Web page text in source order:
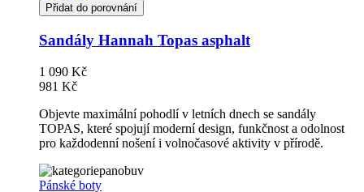
Přidat do porovnání
Sandály Hannah Topas asphalt
1 090 Kč
981 Kč
Objevte maximální pohodlí v letních dnech se sandály
TOPAS, které spojují moderní design, funkčnost a odolnost
pro každodenní nošení i volnočasové aktivity v přírodě.
Pánské boty